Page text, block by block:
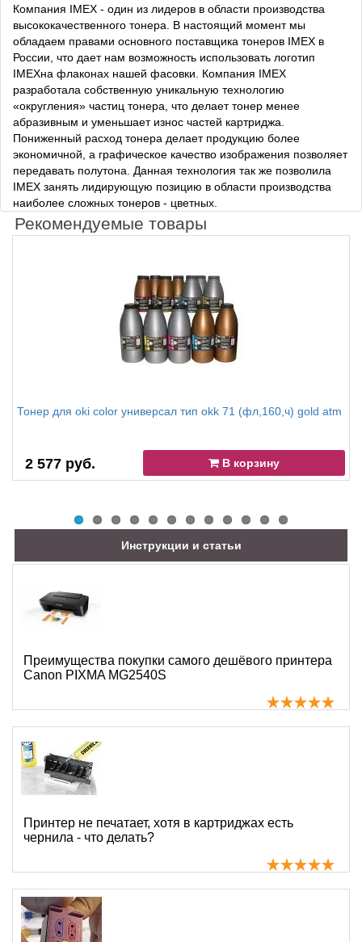
Компания IMEX - один из лидеров в области производства
высококачественного тонера. В настоящий момент мы
обладаем правами основного поставщика тонеров IMEX в
России, что дает нам возможность использовать логотип
IMEXна флаконах нашей фасовки. Компания IMEX
разработала собственную уникальную технологию
«округления» частиц тонера, что делает тонер менее
абразивным и уменьшает износ частей картриджа.
Пониженный расход тонера делает продукцию более
экономичной, а графическое качество изображения позволяет
передавать полутона. Данная технология так же позволила
IMEX занять лидирующую позицию в области производства
наиболее сложных тонеров - цветных.
Рекомендуемые товары
Тонер для oki color универсал тип okk 71 (фл,160,ч) gold atm
2 577 руб. В корзину
Инструкции и статьи
Преимущества покупки самого дешёвого принтера
Canon PIXMA MG2540S
Принтер не печатает, хотя в картриджах есть
чернила - что делать?